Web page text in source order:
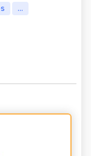
...